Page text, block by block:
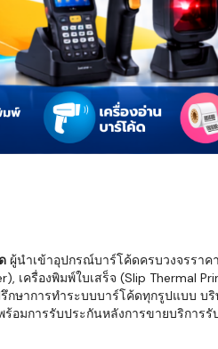
ใช้ Excel
WMS ต่าง
แบบไหน
กำลังเติบ
ขั้นตอนกา
WMS ตั้ง
เก็บ หยิบ
อย่างไร
WMS สำ
ค้าส่ง แล
ผู้นำเข้าอุปกรณ์บาร์โค้ดครบวงจรราค
เครื่องพิมพ์ใบเสร็จ (Slip Thermal
ษาการทำระบบบาร์โค้ดทุกรูปแบบ บริ
มการรับประกันหลังการขายบริการรั